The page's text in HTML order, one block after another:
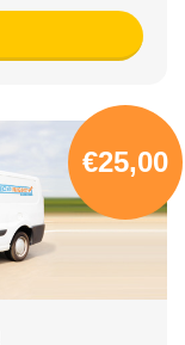
€25,00